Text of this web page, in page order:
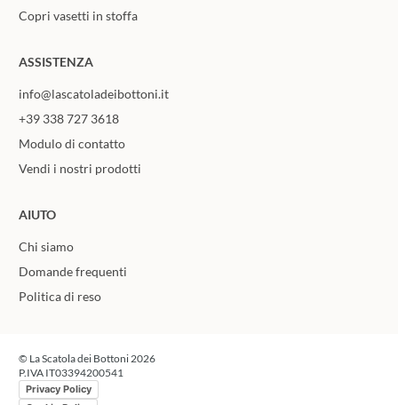
Copri vasetti in stoffa
ASSISTENZA
info@lascatoladeibottoni.it
+39 338 727 3618
Modulo di contatto
Vendi i nostri prodotti
AIUTO
Chi siamo
Domande frequenti
Politica di reso
© La Scatola dei Bottoni 2026
P.IVA IT03394200541
Privacy Policy